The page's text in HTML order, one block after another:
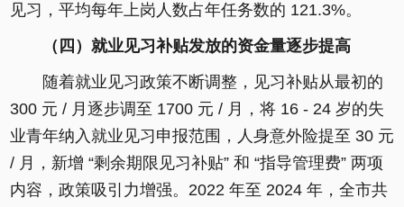
见习，平均每年上岗人数占年任务数的 121.3%。
（四）就业见习补贴发放的资金量逐步提高
随着就业见习政策不断调整，见习补贴从最初的
300 元 / 月逐步调至 1700 元 / 月，将 16 - 24 岁的失
业青年纳入就业见习申报范围，人身意外险提至 30 元
/ 月，新增 “剩余期限见习补贴” 和 “指导管理费” 两项
内容，政策吸引力增强。2022 年至 2024 年，全市共